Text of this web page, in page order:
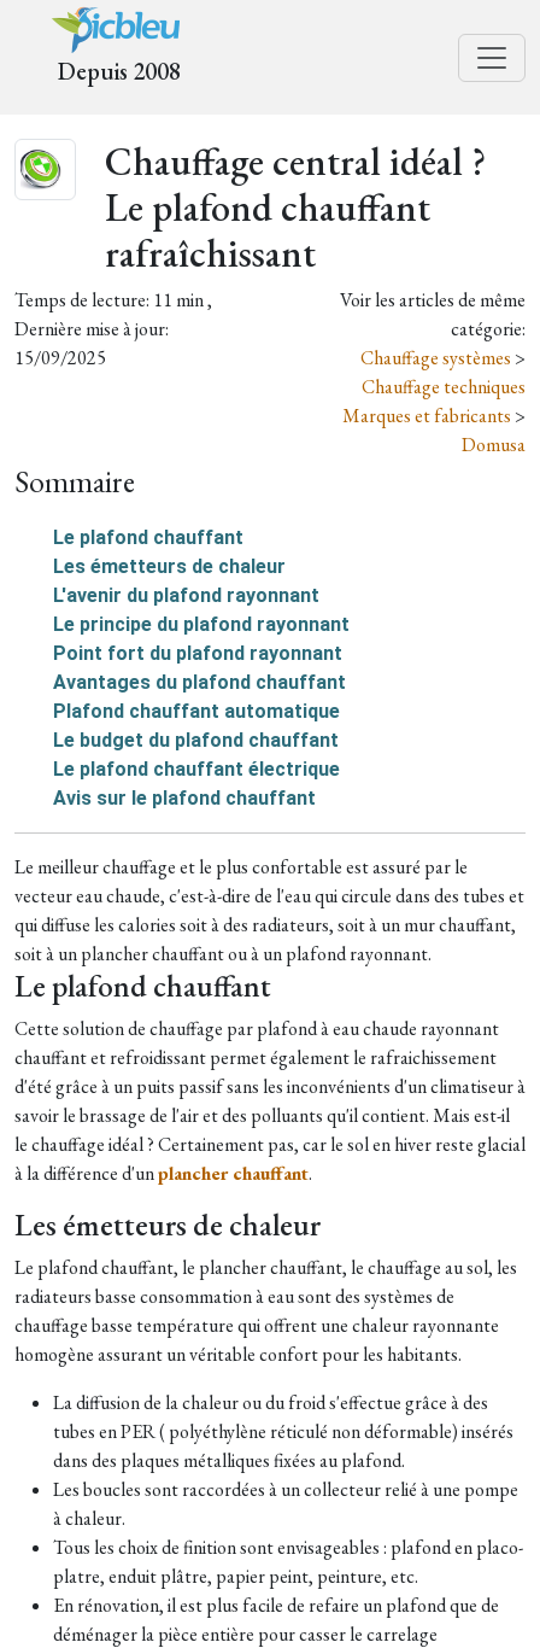
Depuis 2008
Chauffage central idéal ?
Le plafond chauffant
rafraîchissant
Temps de lecture: 11 min ,
Dernière mise à jour:
15/09/2025
Voir les articles de même
catégorie:
Chauffage systèmes >
Chauffage techniques
Marques et fabricants >
Domusa
Sommaire
Le plafond chauffant
Les émetteurs de chaleur
L'avenir du plafond rayonnant
Le principe du plafond rayonnant
Point fort du plafond rayonnant
Avantages du plafond chauffant
Plafond chauffant automatique
Le budget du plafond chauffant
Le plafond chauffant électrique
Avis sur le plafond chauffant
Le meilleur chauffage et le plus confortable est assuré par le
vecteur eau chaude, c'est-à-dire de l'eau qui circule dans des tubes et
qui diffuse les calories soit à des radiateurs, soit à un mur chauffant,
soit à un plancher chauffant ou à un plafond rayonnant.
Le plafond chauffant
Cette solution de chauffage par plafond à eau chaude rayonnant
chauffant et refroidissant permet également le rafraichissement
d'été grâce à un puits passif sans les inconvénients d'un climatiseur à
savoir le brassage de l'air et des polluants qu'il contient. Mais est-il
le chauffage idéal ? Certainement pas, car le sol en hiver reste glacial
à la différence d'unplancher chauffant.
Les émetteurs de chaleur
Le plafond chauffant, le plancher chauffant, le chauffage au sol, les
radiateurs basse consommation à eau sont des systèmes de
chauffage basse température qui offrent une chaleur rayonnante
homogène assurant un véritable confort pour les habitants.
La diffusion de la chaleur ou du froid s'effectue grâce à des
tubes en PER ( polyéthylène réticulé non déformable) insérés
dans des plaques métalliques fixées au plafond.
Les boucles sont raccordées à un collecteur relié à une pompe
à chaleur.
Tous les choix de finition sont envisageables : plafond en placo-
platre, enduit plâtre, papier peint, peinture, etc.
En rénovation, il est plus facile de refaire un plafond que de
déménager la pièce entière pour casser le carrelage